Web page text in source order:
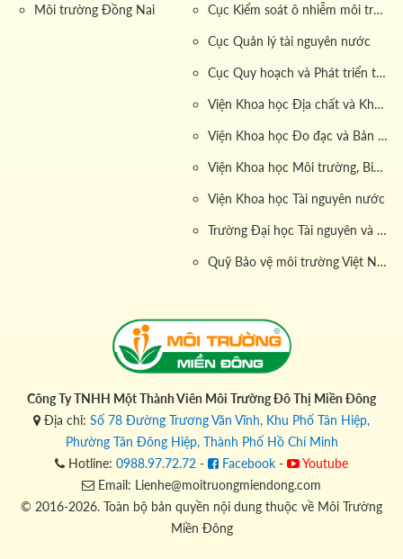
Môi trường Đồng Nai Cục Kiểm soát ô nhiễm môi trường
Cục Quản lý tài nguyên nước
Cục Quy hoạch và Phát triển tài nguyên đất
Viện Khoa học Địa chất và Khoáng sản
Viện Khoa học Đo đạc và Bản đồ
Viện Khoa học Môi trường, Biển và Hải đảo
Viện Khoa học Tài nguyên nước
Trường Đại học Tài nguyên và Môi trường
Quỹ Bảo vệ môi trường Việt Nam
Công Ty TNHH Một Thành Viên Môi Trường Đô Thị Miền Đông
Địa chỉ: Số 78 Đường Trương Văn Vĩnh, Khu Phố Tân Hiệp,
Phường Tân Đông Hiệp, Thành Phố Hồ Chí Minh
Hotline: 0988.97.72.72 - Facebook -
Youtube
Email: Lienhe@moitruongmiendong.com
© 2016-2026. Toàn bộ bản quyền nội dung thuộc về Môi Trường
Miền Đông